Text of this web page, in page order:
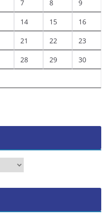
7 8 9
14 15 16
21 22 23
28 29 30